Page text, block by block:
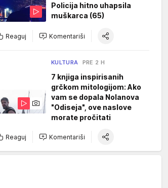
Policija hitno uhapsila
muškarca (65)
Reaguj Komentariši
KULTURA PRE 2 H
7 knjiga inspirisanih
grčkom mitologijom: Ako
vam se dopala Nolanova
"Odiseja", ove naslove
morate pročitati
Reaguj Komentariši